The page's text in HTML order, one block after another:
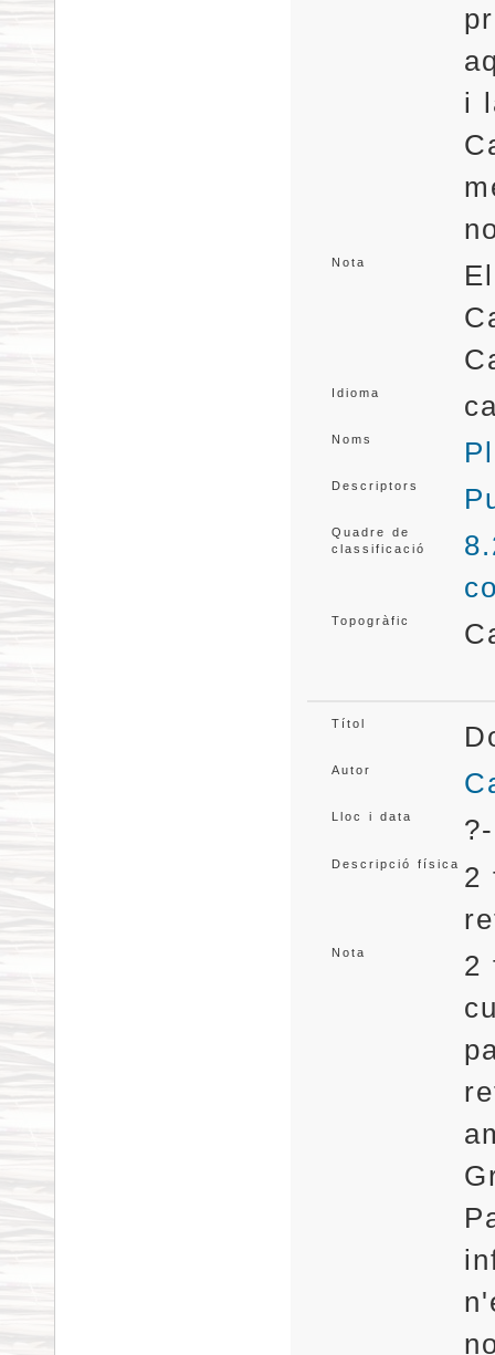
i
Nota
Idioma
Noms
Descriptors
Quadre de
classificació
Topogràfic
Títol
Autor
Lloc i data
Descripció física 2
Nota
2